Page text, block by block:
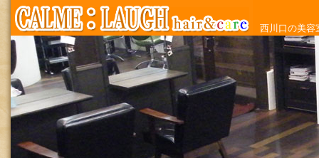
西川口の美容